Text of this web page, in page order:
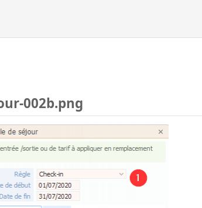
002b.png